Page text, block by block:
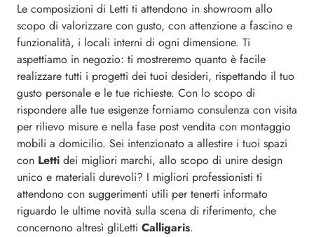
Le composizioni di Letti ti attendono in showroom allo
scopo di valorizzare con gusto, con attenzione a fascino e
funzionalità, i locali interni di ogni dimensione. Ti
aspettiamo in negozio: ti mostreremo quanto è facile
realizzare tutti i progetti dei tuoi desideri, rispettando il tuo
gusto personale e le tue richieste. Con lo scopo di
rispondere alle tue esigenze forniamo consulenza con visita
per rilievo misure e nella fase post vendita con montaggio
mobili a domicilio. Sei intenzionato a allestire i tuoi spazi
con Letti dei migliori marchi, allo scopo di unire design
unico e materiali durevoli? I migliori professionisti ti
attendono con suggerimenti utili per tenerti informato
riguardo le ultime novità sulla scena di riferimento, che
concernono altresì gliLetti Calligaris.